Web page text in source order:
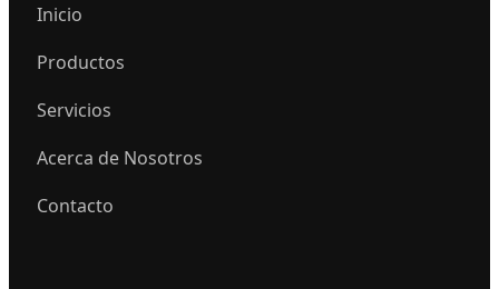
Inicio
Productos
Servicios
Acerca de Nosotros
Contacto